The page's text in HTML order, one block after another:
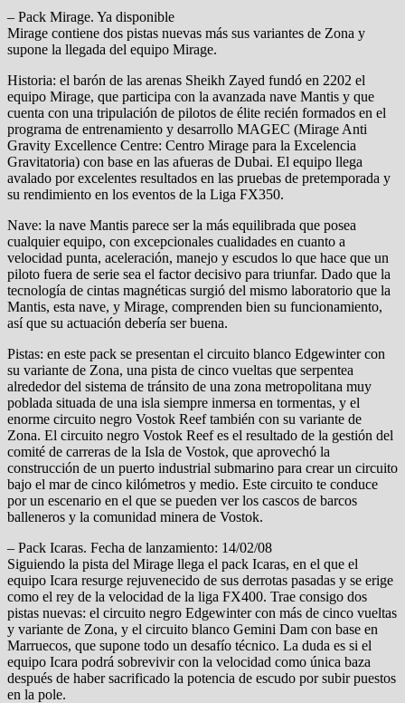
– Pack Mirage. Ya disponible
Mirage contiene dos pistas nuevas más sus variantes de Zona y
supone la llegada del equipo Mirage.
Historia: el barón de las arenas Sheikh Zayed fundó en 2202 el
equipo Mirage, que participa con la avanzada nave Mantis y que
cuenta con una tripulación de pilotos de élite recién formados en el
programa de entrenamiento y desarrollo MAGEC (Mirage Anti
Gravity Excellence Centre: Centro Mirage para la Excelencia
Gravitatoria) con base en las afueras de Dubai. El equipo llega
avalado por excelentes resultados en las pruebas de pretemporada y
su rendimiento en los eventos de la Liga FX350.
Nave: la nave Mantis parece ser la más equilibrada que posea
cualquier equipo, con excepcionales cualidades en cuanto a
velocidad punta, aceleración, manejo y escudos lo que hace que un
piloto fuera de serie sea el factor decisivo para triunfar. Dado que la
tecnología de cintas magnéticas surgió del mismo laboratorio que la
Mantis, esta nave, y Mirage, comprenden bien su funcionamiento,
así que su actuación debería ser buena.
Pistas: en este pack se presentan el circuito blanco Edgewinter con
su variante de Zona, una pista de cinco vueltas que serpentea
alrededor del sistema de tránsito de una zona metropolitana muy
poblada situada de una isla siempre inmersa en tormentas, y el
enorme circuito negro Vostok Reef también con su variante de
Zona. El circuito negro Vostok Reef es el resultado de la gestión del
comité de carreras de la Isla de Vostok, que aprovechó la
construcción de un puerto industrial submarino para crear un circuito
bajo el mar de cinco kilómetros y medio. Este circuito te conduce
por un escenario en el que se pueden ver los cascos de barcos
balleneros y la comunidad minera de Vostok.
– Pack Icaras. Fecha de lanzamiento: 14/02/08
Siguiendo la pista del Mirage llega el pack Icaras, en el que el
equipo Icara resurge rejuvenecido de sus derrotas pasadas y se erige
como el rey de la velocidad de la liga FX400. Trae consigo dos
pistas nuevas: el circuito negro Edgewinter con más de cinco vueltas
y variante de Zona, y el circuito blanco Gemini Dam con base en
Marruecos, que supone todo un desafío técnico. La duda es si el
equipo Icara podrá sobrevivir con la velocidad como única baza
después de haber sacrificado la potencia de escudo por subir puestos
en la pole.